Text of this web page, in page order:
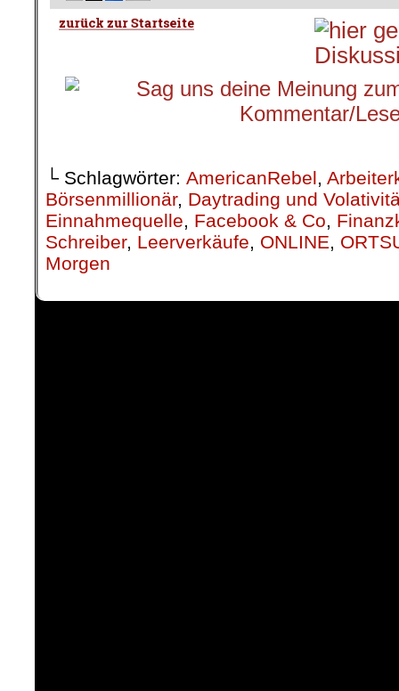
└ Schlagwörter: AmericanRebel,
Börsenmillionär, Daytrading und
Einnahmequelle, Facebook & Co,
Schreiber, Leerverkäufe, ONLINE,
Morgen